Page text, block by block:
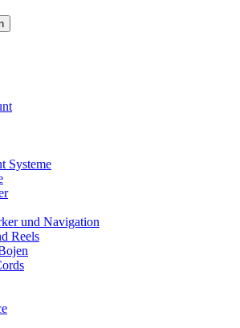
Systeme
und Navigation
Reels